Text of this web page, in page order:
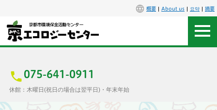
概要 About us 요약 摘要
075-641-0911
休館：木曜日(祝日の場合は翌平日)・年末年始
アクセス